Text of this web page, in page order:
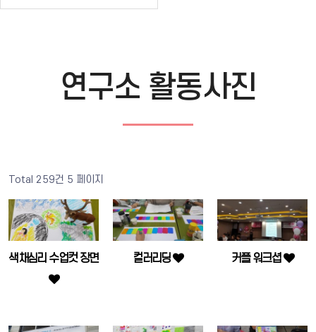
연구소 활동사진
Total 259건 5 페이지
색채심리 수업컷 장면 컬러리딩 커플 워크셥